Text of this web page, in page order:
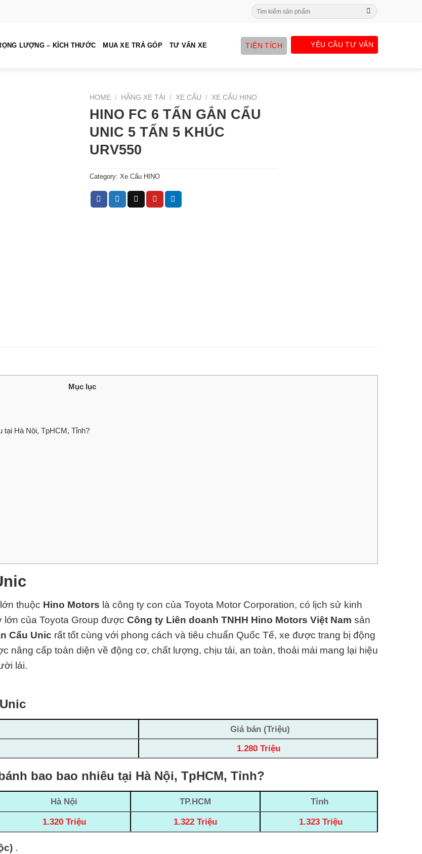
Search
for:
LƯỢNG – KÍCH THƯỚC MUA XE TRẢ GÓP TƯ VẤN XE TIỆN TÍCH YÊU CẦU TƯ VẤN
HOME / HÃNG XE TẢI / XE CẨU / XE CẨU HINO
HINO FC 6 TẤN GẮN CẨU
UNIC 5 TẤN 5 KHÚC
URV550
Category: Xe Cẩu HINO
Mục lục
tại Hà Nội, TpHCM, Tỉnh?
thuộc Hino Motors là công ty con của Toyota Motor Corporation, có lịch sử kinh
lớn của Toyota Group được Công ty Liên doanh TNHH Hino Motors Việt Nam sản
Cẩu Unic rất tốt cùng với phong cách và tiêu chuẩn Quốc Tế, xe được trang bị động
nâng cấp toàn diện về động cơ, chất lượng, chịu tải, an toàn, thoải mái mang lại hiệu
lái.
Giá bán (Triệu)
1.280 Triệu
bao bao nhiêu tại Hà Nội, TpHCM, Tỉnh?
Hà Nội TP.HCM
Tỉnh
1.320 Triệu 1.322 Triệu 1.323 Triệu
.